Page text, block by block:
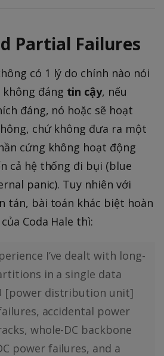
Partial Failures
có 1 lý do chính nào nói
không đáng tin cậy, nếu
đáng, nó hoặc sẽ hoạt
chứ không đưa ra một
cứng không hoạt động
cả hệ thống đi bụi (blue
panic). Tuy nhiên với
tán, bài toán khác biệt hoàn
Coda Hale thì:
I’ve dealt with long-
in a single data
[power distribution unit]
accidental power
whole-DC backbone
power failures, and a